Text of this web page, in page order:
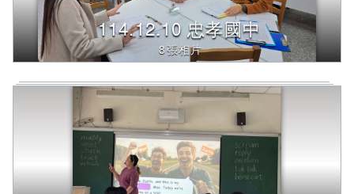
114.12.10 忠孝國中
8張相片